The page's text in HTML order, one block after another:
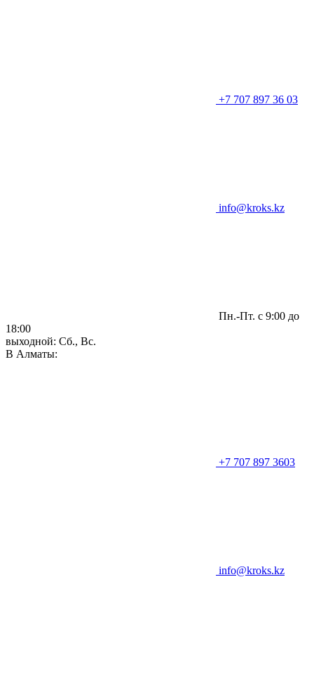
+7 707 897 36 03
info@kroks.kz
Пн.-Пт. с 9:00 до
18:00
выходной: Сб., Вс.
В Алматы:
+7 707 897 3603
info@kroks.kz